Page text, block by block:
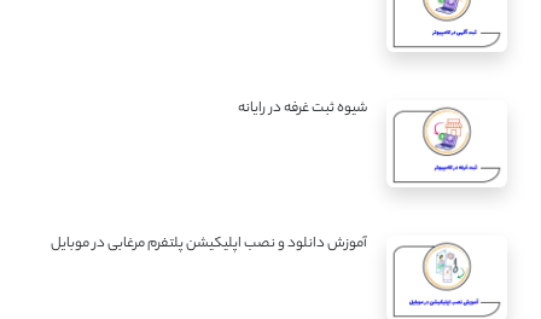
شیوه ثبت غرفه در رایانه
آموزش دانلود و نصب اپلیکیشن پلتفرم مرغابی در موبایل